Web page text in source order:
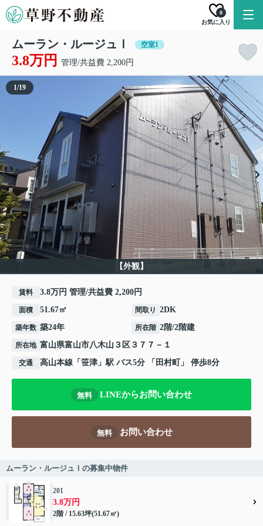
お気に入り
0
ムーラン・ルージュⅠ 空室1
3.8万円 管理/共益費 2,200円
【外観】
1/19
賃料 3.8万円 管理/共益費 2,200円
面積 51.67㎡ 間取り 2DK
築年数 築24年 所在階 2階/2階建
所在地 富山県富山市八木山 ３区３７７－１
交通 高山本線 「 笹津 」駅 バス5分 「田村町」 停歩8分
無料 LINEからお問い合わせ
無料 お問い合わせ
ムーラン・ルージュⅠの募集中物件
201
3.8万円
2階 / 15.63坪(51.67㎡)